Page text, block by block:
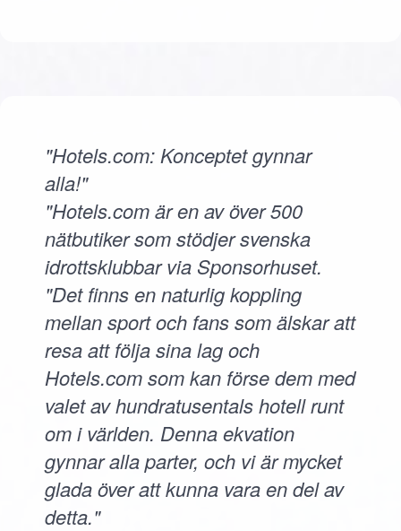
"Hotels.com: Konceptet gynnar
alla!"
"Hotels.com är en av över 500
nätbutiker som stödjer svenska
idrottsklubbar via Sponsorhuset.
"Det finns en naturlig koppling
mellan sport och fans som älskar att
resa att följa sina lag och
Hotels.com som kan förse dem med
valet av hundratusentals hotell runt
om i världen. Denna ekvation
gynnar alla parter, och vi är mycket
glada över att kunna vara en del av
detta."